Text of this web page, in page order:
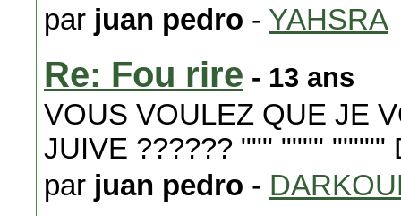
par juan pedro - YAHSRA
Re: Fou rire - 13 ans
VOUS VOULEZ QUE JE
JUIVE ?????? """ """" """""
par juan pedro -